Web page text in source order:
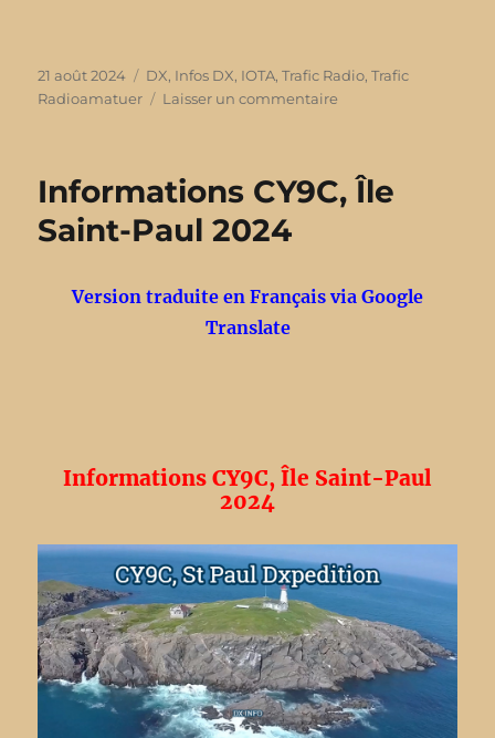
Publié
le
21 août 2024 Catégories
DX, Infos DX, IOTA,Trafic Radio,Trafic
Radioamatuer
Laisser un commentaire
Informations CY9C, Île
Saint-Paul 2024
Version traduite en Français via Google
Translate
Informations CY9C, Île Saint-Paul
2024